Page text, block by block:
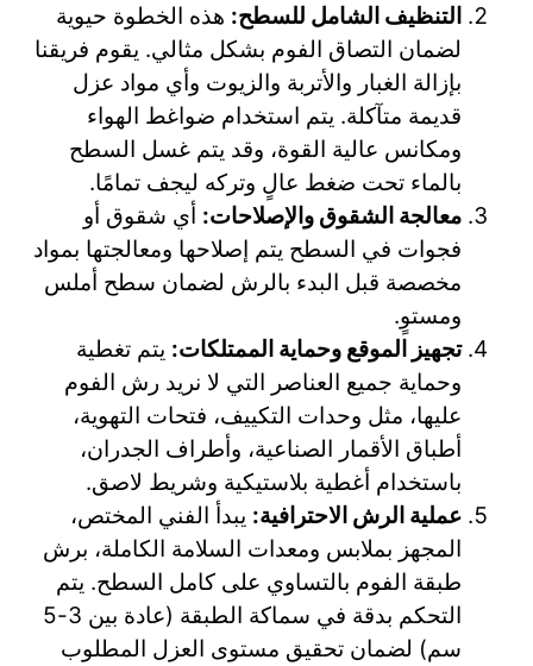
التنظيف الشامل للسطح: هذه الخطوة حيوية
لضمان التصاق الفوم بشكل مثالي. يقوم فريقنا
بإزالة الغبار والأتربة والزيوت وأي مواد عزل
قديمة متآكلة. يتم استخدام ضواغط الهواء
ومكانس عالية القوة، وقد يتم غسل السطح
بالماء تحت ضغط عالٍ وتركه ليجف تمامًا.
معالجة الشقوق والإصلاحات: أي شقوق أو
فجوات في السطح يتم إصلاحها ومعالجتها بمواد
مخصصة قبل البدء بالرش لضمان سطح أملس
ومستوٍ.
تجهيز الموقع وحماية الممتلكات: يتم تغطية
وحماية جميع العناصر التي لا نريد رش الفوم
عليها، مثل وحدات التكييف، فتحات التهوية،
أطباق الأقمار الصناعية، وأطراف الجدران،
باستخدام أغطية بلاستيكية وشريط لاصق.
عملية الرش الاحترافية: يبدأ الفني المختص،
المجهز بملابس ومعدات السلامة الكاملة، برش
طبقة الفوم بالتساوي على كامل السطح. يتم
التحكم بدقة في سماكة الطبقة (عادة بين 3-5
سم) لضمان تحقيق مستوى العزل المطلوب